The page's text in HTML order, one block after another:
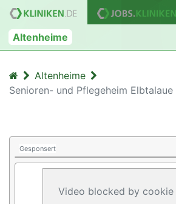
Altenheime
Altenheime
Senioren- und Pflegeheim Elbtalaue
Gesponsert
Video blocked by